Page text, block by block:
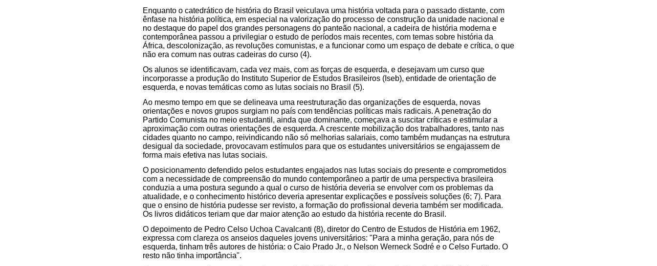
Enquanto o catedrático de história do Brasil veiculava uma história voltada para o passado distante, com
ênfase na história política, em especial na valorização do processo de construção da unidade nacional e
no destaque do papel dos grandes personagens do panteão nacional, a cadeira de história moderna e
contemporânea passou a privilegiar o estudo de períodos mais recentes, com temas sobre história da
África, descolonização, as revoluções comunistas, e a funcionar como um espaço de debate e crítica, o que
não era comum nas outras cadeiras do curso (4).
Os alunos se identificavam, cada vez mais, com as forças de esquerda, e desejavam um curso que
incorporasse a produção do Instituto Superior de Estudos Brasileiros (Iseb), entidade de orientação de
esquerda, e novas temáticas como as lutas sociais no Brasil (5).
Ao mesmo tempo em que se delineava uma reestruturação das organizações de esquerda, novas
orientações e novos grupos surgiam no país com tendências políticas mais radicais. A penetração do
Partido Comunista no meio estudantil, ainda que dominante, começava a suscitar críticas e estimular a
aproximação com outras orientações de esquerda. A crescente mobilização dos trabalhadores, tanto nas
cidades quanto no campo, reivindicando não só melhorias salariais, como também mudanças na estrutura
desigual da sociedade, provocavam estímulos para que os estudantes universitários se engajassem de
forma mais efetiva nas lutas sociais.
O posicionamento defendido pelos estudantes engajados nas lutas sociais do presente e comprometidos
com a necessidade de compreensão do mundo contemporâneo a partir de uma perspectiva brasileira
conduzia a uma postura segundo a qual o curso de história deveria se envolver com os problemas da
atualidade, e o conhecimento histórico deveria apresentar explicações e possíveis soluções (6; 7). Para
que o ensino de história pudesse ser revisto, a formação do profissional deveria também ser modificada.
Os livros didáticos teriam que dar maior atenção ao estudo da história recente do Brasil.
O depoimento de Pedro Celso Uchoa Cavalcanti (8), diretor do Centro de Estudos de História em 1962,
expressa com clareza os anseios daqueles jovens universitários: "Para a minha geração, para nós de
esquerda, tinham três autores de história: o Caio Prado Jr., o Nelson Werneck Sodré e o Celso Furtado. O
resto não tinha importância".